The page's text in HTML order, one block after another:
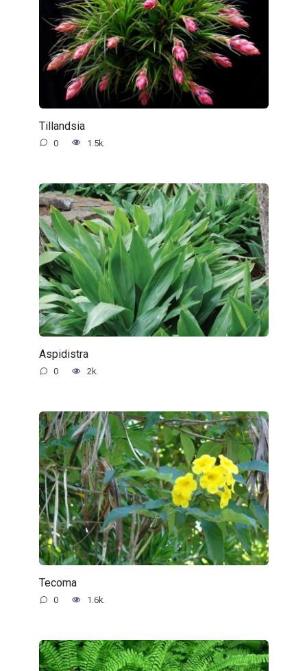
Tillandsia
0 1.5k.
Aspidistra
0 2k.
Tecoma
0 1.6k.